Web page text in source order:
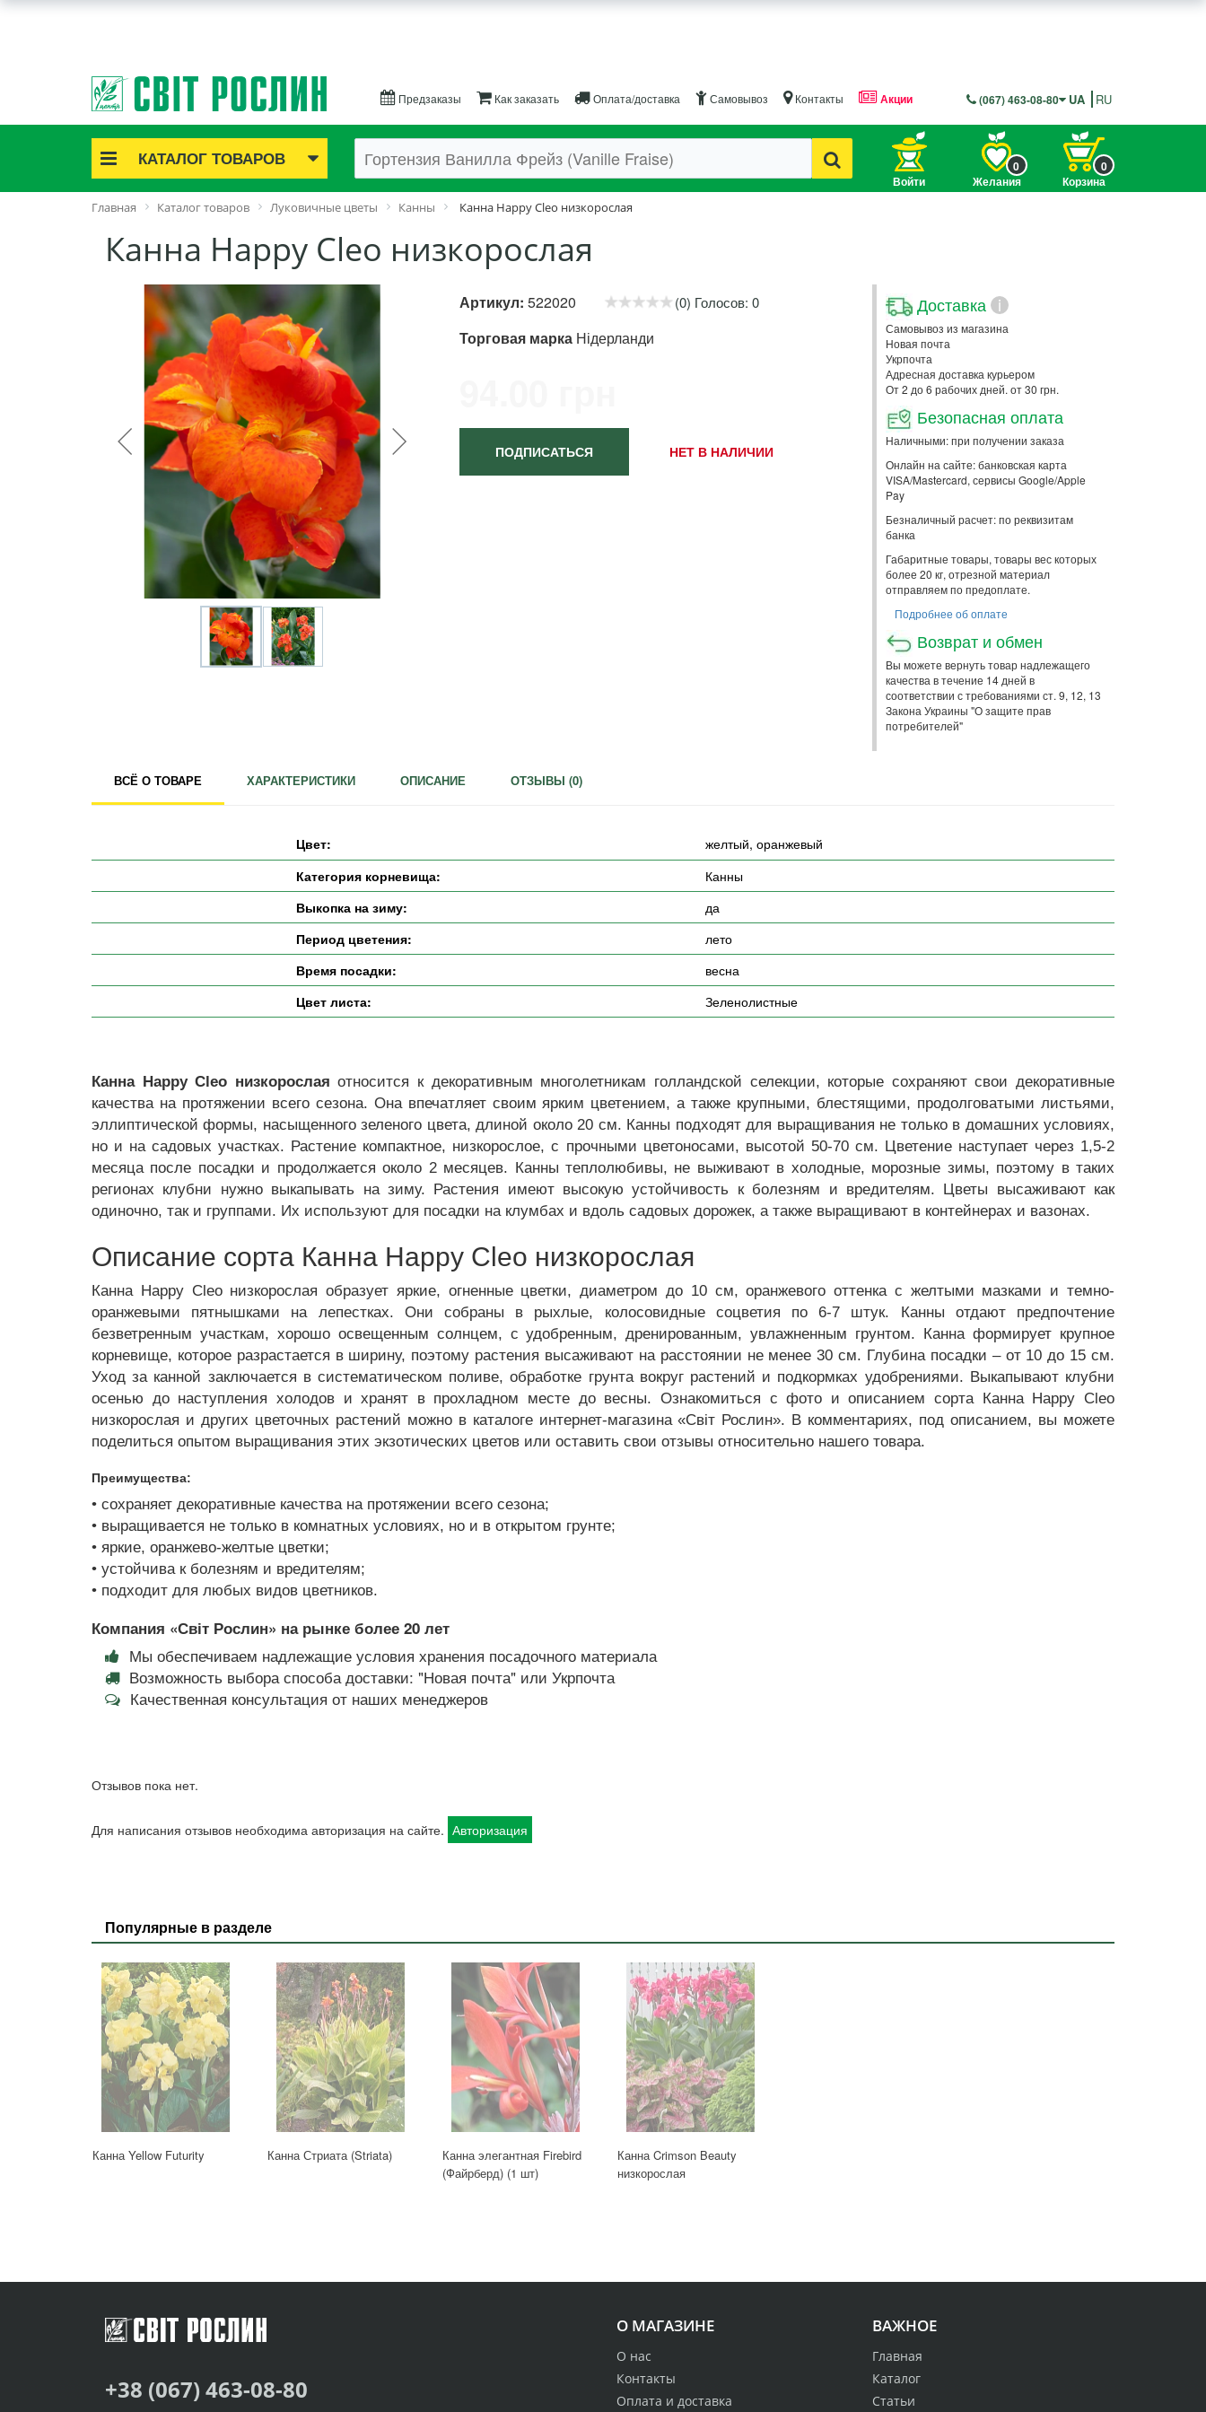
Предзаказы Как заказать Оплата/доставка Самовывоз Контакты Акции (067) 463-08-80 UA RU
КАТАЛОГ ТОВАРОВ
Акционные товары
Саженцы роз
Лук и чеснок
Семенной картофель
Семена и рассада
Саженцы декоративные
Средства защиты растений
Удобрения
Для комнатных растений
Для ландшафтного дизайна
Инструменты и инвентарь
Виноделие
Пчеловодство
Садовые фигуры
Мицелий грибов
Теплицы и укрывной материал
Войти Желания
0
Корзина
0
Главная Каталог товаров Луковичные цветы Канны Канна Happy Cleo низкорослая
Канна Happy Cleo низкорослая
Артикул: 522020 (0) Голосов: 0
Торговая марка Нідерланди
ПОДПИСАТЬСЯ НЕТ В НАЛИЧИИ
Доставка i
Самовывоз из магазина
Новая почта
Укрпочта
Адресная доставка курьером
От 2 до 6 рабочих дней. от 30 грн.
Безопасная оплата
Наличными: при получении заказа
Онлайн на сайте: банковская карта
VISA/Mastercard, сервисы Google/Apple
Pay
Безналичный расчет: по реквизитам
банка
Габаритные товары, товары вес которых
более 20 кг, отрезной материал
отправляем по предоплате.
Подробнее об оплате
Возврат и обмен
Вы можете вернуть товар надлежащего
качества в течение 14 дней в
соответствии с требованиями ст. 9, 12, 13
Закона Украины "О защите прав
потребителей"
ВСЁ О ТОВАРЕ ХАРАКТЕРИСТИКИ ОПИСАНИЕ ОТЗЫВЫ (0)
Цвет:
желтый, оранжевый
Категория корневища:
Канны
Выкопка на зиму:
да
Период цветения:
лето
Время посадки:
весна
Цвет листа:
Зеленолистные
Канна Happy Cleo низкорослая относится к декоративным многолетникам голландской селекции, которые сохраняют свои декоративные
качества на протяжении всего сезона. Она впечатляет своим ярким цветением, а также крупными, блестящими, продолговатыми листьями,
эллиптической формы, насыщенного зеленого цвета, длиной около 20 см. Канны подходят для выращивания не только в домашних условиях,
но и на садовых участках. Растение компактное, низкорослое, с прочными цветоносами, высотой 50-70 см. Цветение наступает через 1,5-2
месяца после посадки и продолжается около 2 месяцев. Канны теплолюбивы, не выживают в холодные, морозные зимы, поэтому в таких
регионах клубни нужно выкапывать на зиму. Растения имеют высокую устойчивость к болезням и вредителям. Цветы высаживают как
одиночно, так и группами. Их используют для посадки на клумбах и вдоль садовых дорожек, а также выращивают в контейнерах и вазонах.
Описание сорта Канна Happy Cleo низкорослая
Канна Happy Cleo низкорослая образует яркие, огненные цветки, диаметром до 10 см, оранжевого оттенка с желтыми мазками и темно-
оранжевыми пятнышками на лепестках. Они собраны в рыхлые, колосовидные соцветия по 6-7 штук. Канны отдают предпочтение
безветренным участкам, хорошо освещенным солнцем, с удобренным, дренированным, увлажненным грунтом. Канна формирует крупное
корневище, которое разрастается в ширину, поэтому растения высаживают на расстоянии не менее 30 см. Глубина посадки – от 10 до 15 см.
Уход за канной заключается в систематическом поливе, обработке грунта вокруг растений и подкормках удобрениями. Выкапывают клубни
осенью до наступления холодов и хранят в прохладном месте до весны. Ознакомиться с фото и описанием сорта Канна Happy Cleo
низкорослая и других цветочных растений можно в каталоге интернет-магазина «Світ Рослин». В комментариях, под описанием, вы можете
поделиться опытом выращивания этих экзотических цветов или оставить свои отзывы относительно нашего товара.
Преимущества:
• сохраняет декоративные качества на протяжении всего сезона;
• выращивается не только в комнатных условиях, но и в открытом грунте;
• яркие, оранжево-желтые цветки;
• устойчива к болезням и вредителям;
• подходит для любых видов цветников.
Компания «Світ Рослин» на рынке более 20 лет
Мы обеспечиваем надлежащие условия хранения посадочного материала
Возможность выбора способа доставки: "Новая почта" или Укрпочта
Качественная консультация от наших менеджеров
Отзывов пока нет.
Для написания отзывов необходима авторизация на сайте. Авторизация
Популярные в разделе
Канна Yellow Futurity Канна Стриата (Striata)
Канна элегантная Firebird
(Файрберд) (1 шт)
Канна Crimson Beauty
низкорослая
О МАГАЗИНЕ
О нас
Контакты
Оплата и доставка
ВАЖНОЕ
Главная
Каталог
Статьи
+38 (067) 463-08-80